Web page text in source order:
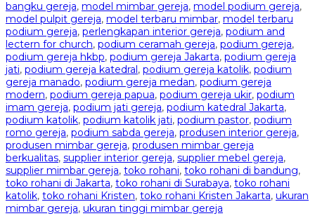
bangku gereja, model mimbar gereja, model podium gereja,
model pulpit gereja, model terbaru mimbar, model terbaru
podium gereja, perlengkapan interior gereja, podium and
lectern for church, podium ceramah gereja, podium gereja,
podium gereja hkbp, podium gereja Jakarta, podium gereja
jati, podium gereja katedral , podium gereja katolik, podium
gereja manado, podium gereja medan, podium gereja
modern, podium gereja papua, podium gereja ukir, podium
imam gereja, podium jati gereja, podium katedral Jakarta,
podium katolik, podium katolik jati, podium pastor, podium
romo gereja, podium sabda gereja, produsen interior gereja,
produsen mimbar gereja, produsen mimbar gereja
berkualitas, supplier interior gereja, supplier mebel gereja,
supplier mimbar gereja, toko rohani, toko rohani di bandung,
toko rohani di Jakarta, toko rohani di Surabaya, toko rohani
katolik, toko rohani Kristen, toko rohani Kristen Jakarta, ukuran
mimbar gereja, ukuran tinggi mimbar gereja